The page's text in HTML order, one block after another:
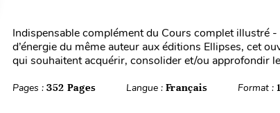
Indispensable complément du Cours complet illustré
d’énergie du même auteur aux éditions Ellipses, cet
qui souhaitent acquérir, consolider et/ou approfondir
Pages : 352 Pages Langue : Français Format :